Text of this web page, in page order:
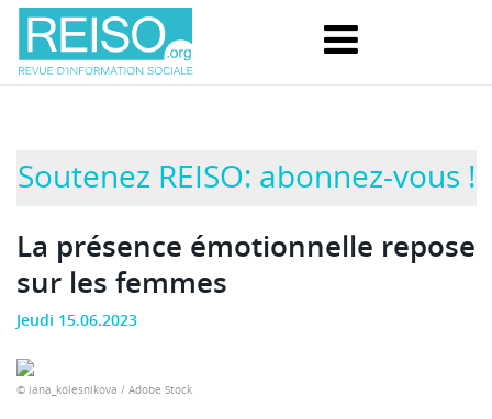
Soutenez REISO: abonnez-vous !
La présence émotionnelle repose
sur les femmes
Jeudi 15.06.2023
© iana_kolesnikova / Adobe Stock